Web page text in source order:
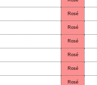
Rosé
Rosé
Rosé
Rosé
Rosé
Rosé